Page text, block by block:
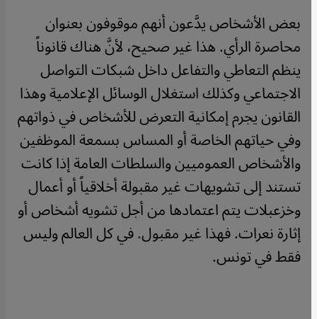
بعض الأشخاص يدَّعون أنهم موقوفون بعنوان
محاصرة الرأي. هذا غير صحيح، لأنَّ هناك قانوناً
ينظم التعاطي والتفاعل داخل شبكات التواصل
الاجتماعي وكذلك استغلال الوسائل الإعلامية وهذا
القانون يجرم إمكانية التعرض للأشخاص في ذواتهم
وفي حياتهم الخاصة أو المساس بسمعة الموظفين
والأشخاص العموميين والسلطات العامة إذا كانت
تستند إلى تشويهات غير مقبولة أخلاقياً أو أعمال
وخزعبلات يتم اعتمادها من أجل تشويه أشخاص أو
إثارة نعرات. فهذا غير مقبول. في كل العالم وليس
فقط في تونس.